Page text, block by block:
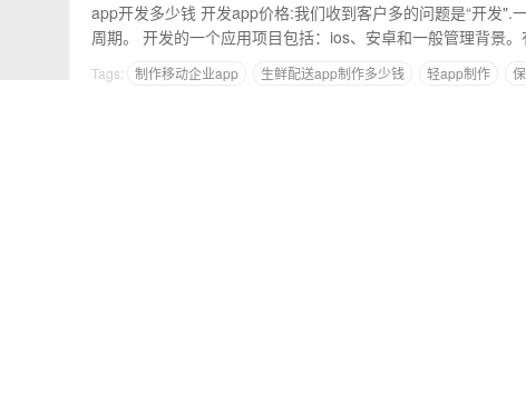
app开发多少钱 开发app价格:我们收到客户多的问题是“开发".
周期。 开发的一个应用项目包括：ios、安卓和一般管理背
Tags: 制作移动企业app 生鲜配送app制作多少钱 轻app制作